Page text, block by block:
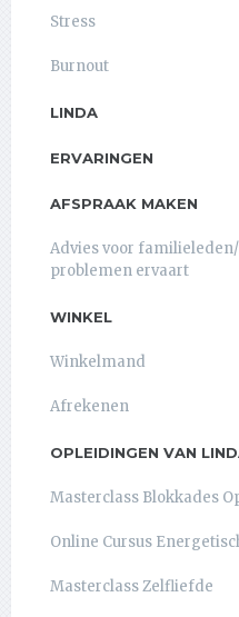
Stress
Burnout
LINDA
ERVARINGEN
AFSPRAAK MAKEN
Advies voor
problemen ervaart
WINKEL
Winkelmand
Afrekenen
OPLEIDINGEN VAN
Masterclass Blokkades
Online Cursus
Masterclass Zelfliefde